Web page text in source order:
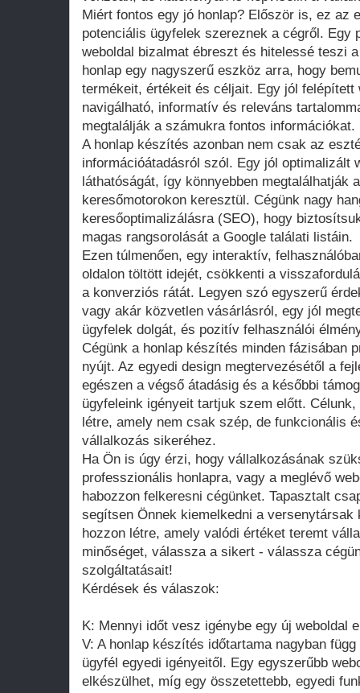
Miért fontos egy jó honlap? Először is, ez az
potenciális ügyfelek szereznek a cégről. Egy
weboldal bizalmat ébreszt és hitelessé teszi
honlap egy nagyszerű eszköz arra, hogy
termékeit, értékeit és céljait. Egy jól felépített
navigálható, informatív és releváns
megtalálják a számukra fontos információkat.
A honlap készítés azonban nem csak az
információátadásról szól. Egy jól optimalizált
láthatóságát, így könnyebben megtalálhatják
keresőmotorokon keresztül. Cégünk nagy
keresőoptimalizálásra (SEO), hogy
magas rangsorolását a Google találati listáin.
Ezen túlmenően, egy interaktív,
oldalon töltött idejét, csökkenti a
a konverziós rátát. Legyen szó egyszerű
vagy akár közvetlen vásárlásról, egy jól
ügyfelek dolgát, és pozitív felhasználói
Cégünk a honlap készítés minden fázisában
nyújt. Az egyedi design megtervezésétől a
egészen a végső átadásig és a későbbi
ügyfeleink igényeit tartjuk szem előtt.
létre, amely nem csak szép, de funkcionális
vállalkozás sikeréhez.
Ha Ön is úgy érzi, hogy vállalkozásának
professzionális honlapra, vagy a meglévő
habozzon felkeresni cégünket. Tapasztalt
segítsen Önnek kiemelkedni a versenytársak
hozzon létre, amely valódi értéket teremt
minőséget, válassza a sikert - válassza
szolgáltatásait!
Kérdések és válaszok:
K: Mennyi időt vesz igénybe egy új weboldal
V: A honlap készítés időtartama nagyban
ügyfél egyedi igényeitől. Egy egyszerűbb
elkészülhet, míg egy összetettebb, egyedi